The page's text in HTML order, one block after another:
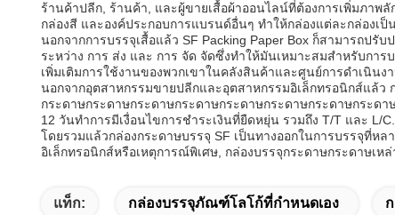
ร้านค้าปลีก, ร้านค้า, และผู้ขายเสื้อผ้าออนไลน์ที่ต้องการเพิ่มภา
กล่องสี และองค์ประกอบการแบรนด์อื่นๆ ทําให้กล่องแต่ละกล่องเป็
นอกจากการบรรจุเสื้อแล้ว SF Packing Paper Box ก็สามารถป
ระหว่าง การ ส่ง และ การ จัด จัดซึ่งทําให้มันเหมาะสมสําหรับก
เพิ่มเติมการใช้งานของพวกเขาในคลังสินค้าและศูนย์การดําเนินงา
นอกจากอุตสาหกรรมขายปลีกและอุตสาหกรรมอิเล็กทรอนิกส์แล้ว
กระดาษกระดาษกระดาษกระดาษกระดาษกระดาษกระดาษกระด
12 วันทําการมีเงื่อนไขการชําระเงินที่ยืดหยุ่น รวมถึง T/T และ L/C.
โดยรวมแล้วกล่องกระดาษบรรจุ SF เป็นทางออกในการบรรจุที่ห
อิเล็กทรอนิกส์หรือเหตุการณ์พิเศษ, กล่องบรรจุกระดาษกระดาษเ
แท็ก: กล่องบรรจุภัณฑ์โลโก้ที่กำหนดเอง